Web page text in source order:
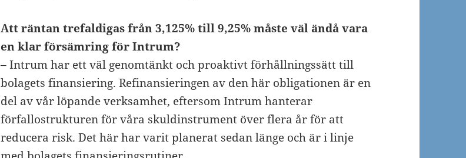
Att räntan trefaldigas från 3,125% till 9,25% måste väl ändå vara
en klar försämring för Intrum?
– Intrum har ett väl genomtänkt och proaktivt förhållningssätt till
bolagets finansiering. Refinansieringen av den här obligationen är en
del av vår löpande verksamhet, eftersom Intrum hanterar
förfallostrukturen för våra skuldinstrument över flera år för att
reducera risk. Det här har varit planerat sedan länge och är i linje